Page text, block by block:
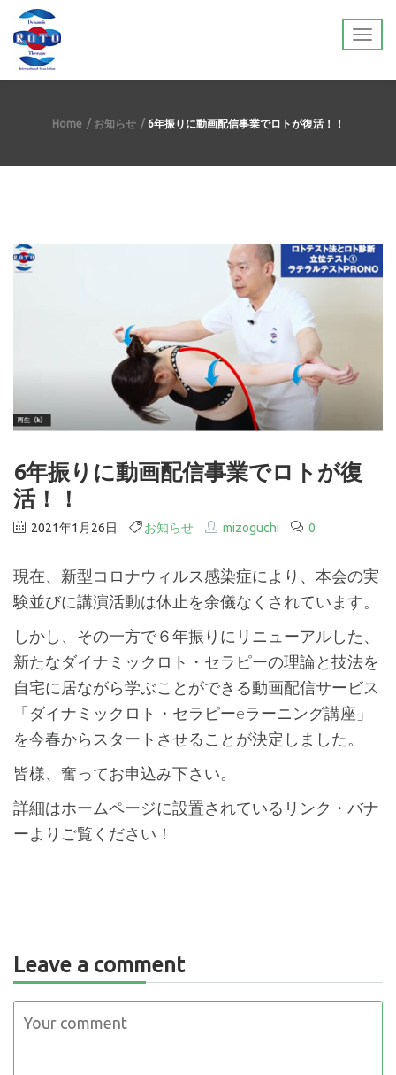
Home お知らせ 6年振りに動画配信事業でロトが復活！！
6年振りに動画配信事業でロトが復
活！！
2021年1月26日 お知らせ mizoguchi 0
現在、新型コロナウィルス感染症により、本会の実
験並びに講演活動は休止を余儀なくされています。
しかし、その一方で６年振りにリニューアルした、
新たなダイナミックロト・セラピーの理論と技法を
自宅に居ながら学ぶことができる動画配信サービス
「ダイナミックロト・セラピーeラーニング講座」
を今春からスタートさせることが決定しました。
皆様、奮ってお申込み下さい。
詳細はホームページに設置されているリンク・バナ
ーよりご覧ください！
Leave a comment